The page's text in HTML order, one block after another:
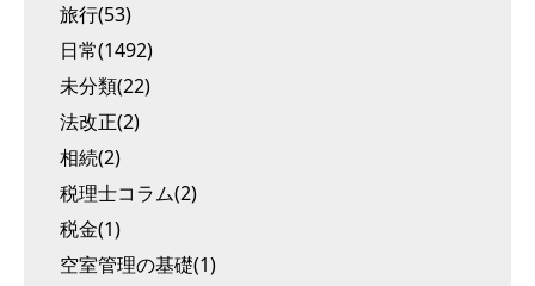
旅行(53)
日常(1492)
未分類(22)
法改正(2)
相続(2)
税理士コラム(2)
税金(1)
空室管理の基礎(1)